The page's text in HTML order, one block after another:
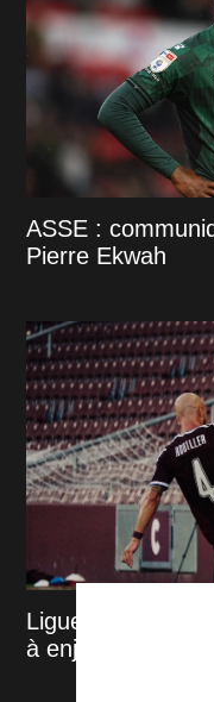
ASSE :
Pierre Ekwah
Ligue 2 : Le
à enjeux multiples